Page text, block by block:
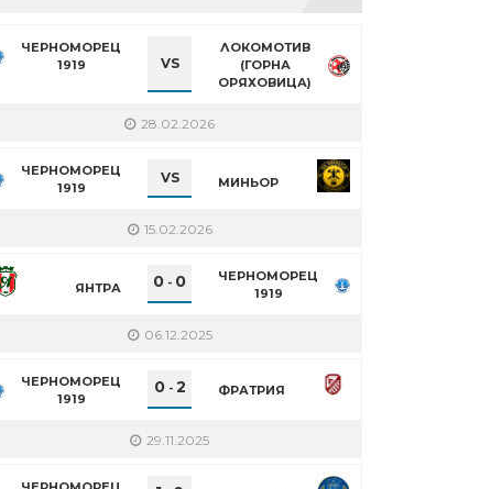
ЧЕРНОМОРЕЦ
1919
VS
ЛОКОМОТИВ
(ГОРНА
ОРЯХОВИЦА)
28.02.2026
ЧЕРНОМОРЕЦ
1919
VS МИНЬОР
15.02.2026
ЯНТРА 0 - 0
ЧЕРНОМОРЕЦ
1919
06.12.2025
ЧЕРНОМОРЕЦ
1919
0- 2 ФРАТРИЯ
29.11.2025